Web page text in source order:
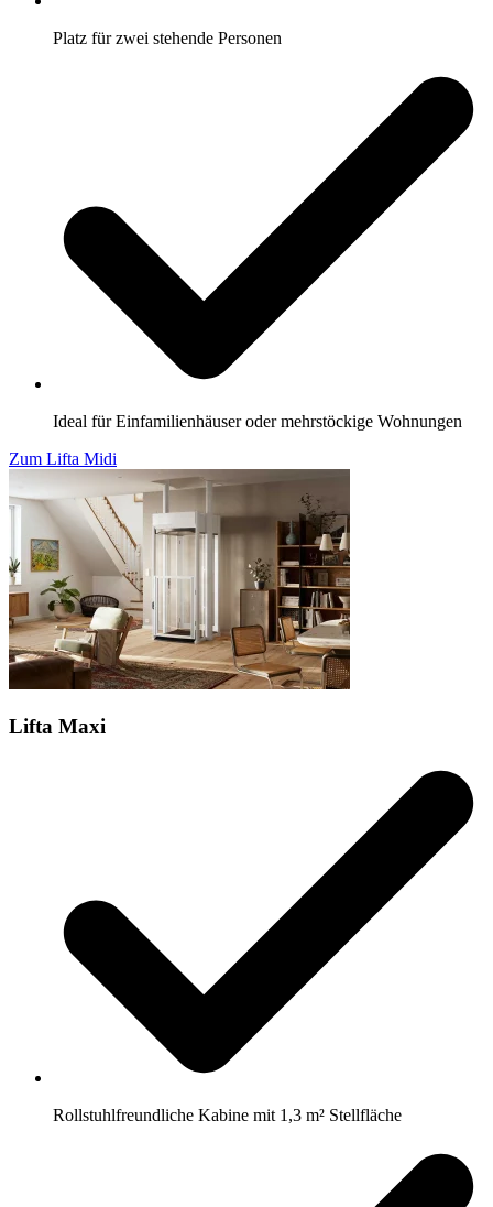
Platz für zwei stehende Personen
Ideal für Einfamilienhäuser oder mehrstöckige Wohnungen
Zum Lifta Midi
Lifta Maxi
Rollstuhlfreundliche Kabine mit 1,3 m² Stellfläche